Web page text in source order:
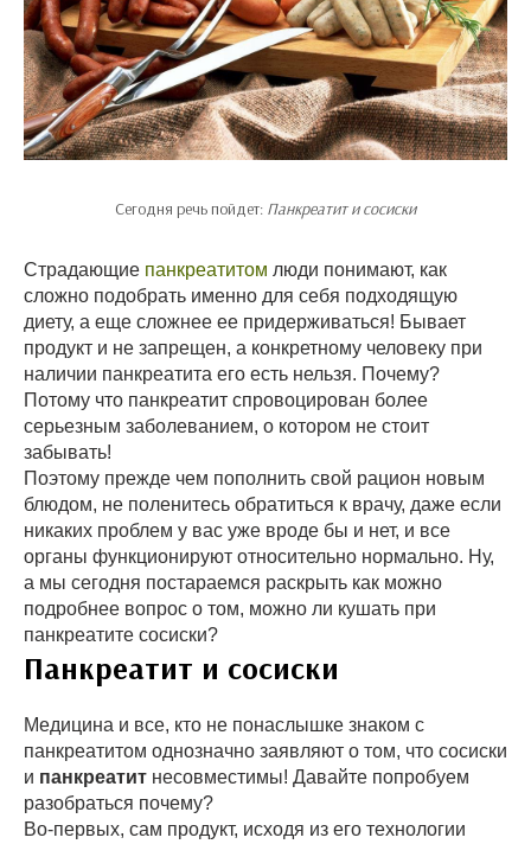
Сегодня речь пойдет: Панкреатит и сосиски
Страдающие панкреатитом люди понимают, как
сложно подобрать именно для себя подходящую
диету, а еще сложнее ее придерживаться! Бывает
продукт и не запрещен, а конкретному человеку при
наличии панкреатита его есть нельзя. Почему?
Потому что панкреатит спровоцирован более
серьезным заболеванием, о котором не стоит
забывать!
Поэтому прежде чем пополнить свой рацион новым
блюдом, не поленитесь обратиться к врачу, даже если
никаких проблем у вас уже вроде бы и нет, и все
органы функционируют относительно нормально. Ну,
а мы сегодня постараемся раскрыть как можно
подробнее вопрос о том, можно ли кушать при
панкреатите сосиски?
Панкреатит и сосиски
Медицина и все, кто не понаслышке знаком с
панкреатитом однозначно заявляют о том, что сосиски
и панкреатит несовместимы! Давайте попробуем
разобраться почему?
Во-первых, сам продукт, исходя из его технологии